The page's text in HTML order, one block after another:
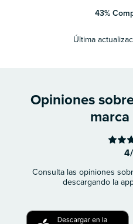
43%
Última
Opiniones
marca
Consulta las opiniones
descargando la